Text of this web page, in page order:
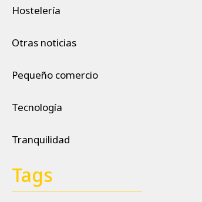
Hostelería
Otras noticias
Pequeño comercio
Tecnología
Tranquilidad
Tags